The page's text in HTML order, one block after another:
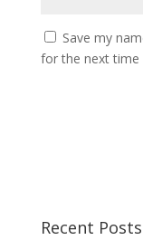
Save my
for the next time
Recent Posts